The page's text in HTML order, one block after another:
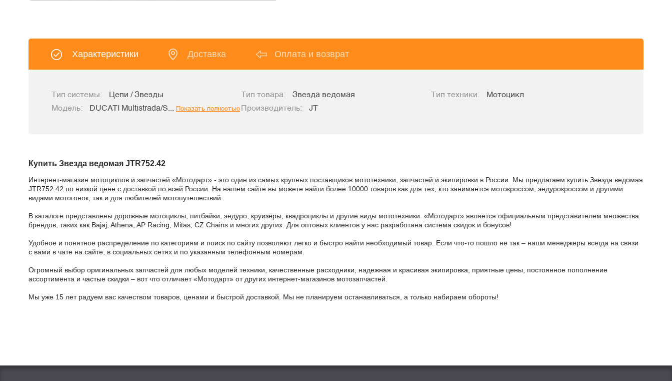
Характеристики Доставка Оплата и возврат
Тип системы: Цепи / Звезды Тип товара: Звезда ведомая Тип техники:
Мотоцикл
Модель:
DUCATI Multistrada/S... Показать полностью Производитель: JT
Купить Звезда ведомая JTR752.42
Интернет-магазин мотоциклов и запчастей «Мотодарт» - это один из самых крупных поставщиков мототехники, запчастей и экипировки в России. Мы предлагаем купить Звезда ведомая
JTR752.42 по низкой цене с доставкой по всей России. На нашем сайте вы можете найти более 10000 товаров как для тех, кто занимается мотокроссом, эндурокроссом и другими
видами мотогонок, так и для любителей мотопутешествий.
В каталоге представлены дорожные мотоциклы, питбайки, эндуро, круизеры, квадроциклы и другие виды мототехники. «Мотодарт» является официальным представителем множества
брендов, таких как Bajaj, Athena, AP Racing, Mitas, CZ Chains и многих других. Для оптовых клиентов у нас разработана система скидок и бонусов!
Удобное и понятное распределение по категориям и поиск по сайту позволяют легко и быстро найти необходимый товар. Если что-то пошло не так – наши менеджеры всегда на связи
с вами в чате на сайте, в социальных сетях и по указанным телефонным номерам.
Огромный выбор оригинальных запчастей для любых моделей техники, качественные расходники, надежная и красивая экипировка, приятные цены, постоянное пополнение
ассортимента и частые скидки – вот что отличает «Мотодарт» от других интернет-магазинов мотозапчастей.
Мы уже 15 лет радуем вас качеством товаров, ценами и быстрой доставкой. Мы не планируем останавливаться, а только набираем обороты!